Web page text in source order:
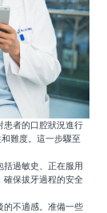
者的口腔狀況進行
難度。這一步驟至
過敏史、正在服用
確保拔牙過程的安全
不適感。准備一些